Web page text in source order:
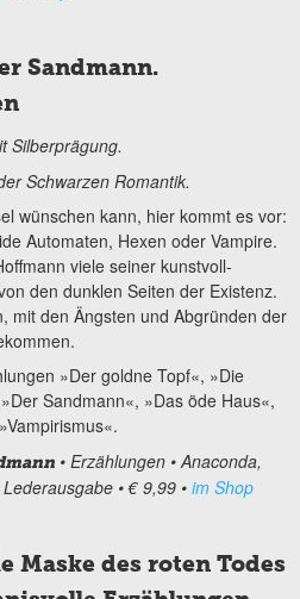
Sandmann.
Silberprägung.
Schwarzen Romantik.
wünschen kann, hier kommt es vor:
Automaten, Hexen oder Vampire.
viele seiner kunstvoll-
den dunklen Seiten der Existenz.
mit den Ängsten und Abgründen der
»Der goldne Topf«, »Die
Sandmann«, »Das öde Haus«,
• Erzählungen • Anaconda,
• € 9,99 • im Shop
Maske des roten Todes